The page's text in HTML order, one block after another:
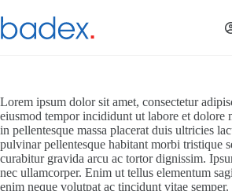
till
innehåll
Lorem ipsum dolor sit amet, consectetur
eiusmod tempor incididunt ut labore et dolore
in pellentesque massa placerat duis ultricies
pulvinar pellentesque habitant morbi tristique
curabitur gravida arcu ac tortor dignissim.
nec ullamcorper. Enim ut tellus elementum
enim neque volutpat ac tincidunt vitae